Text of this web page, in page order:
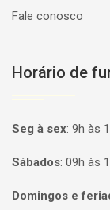
Fale conosco
Horário de
Seg à sex: 9h às
Sábados: 09h às
Domingos e